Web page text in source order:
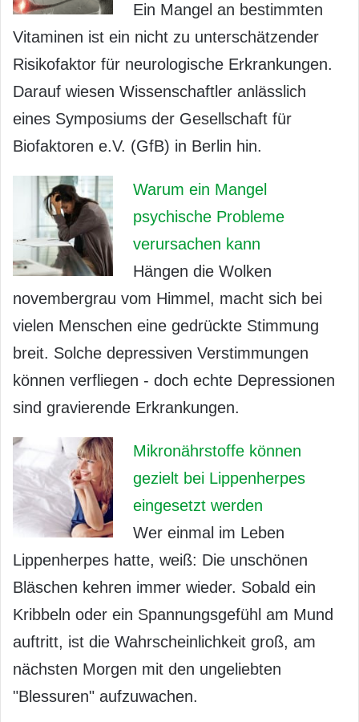
Ein Mangel an bestimmten
Vitaminen ist ein nicht zu unterschätzender
Risikofaktor für neurologische Erkrankungen.
Darauf wiesen Wissenschaftler anlässlich
eines Symposiums der Gesellschaft für
Biofaktoren e.V. (GfB) in Berlin hin.
Warum ein Mangel
psychische Probleme
verursachen kann
Hängen die Wolken
novembergrau vom Himmel, macht sich bei
vielen Menschen eine gedrückte Stimmung
breit. Solche depressiven Verstimmungen
können verfliegen - doch echte Depressionen
sind gravierende Erkrankungen.
Mikronährstoffe können
gezielt bei Lippenherpes
eingesetzt werden
Wer einmal im Leben
Lippenherpes hatte, weiß: Die unschönen
Bläschen kehren immer wieder. Sobald ein
Kribbeln oder ein Spannungsgefühl am Mund
auftritt, ist die Wahrscheinlichkeit groß, am
nächsten Morgen mit den ungeliebten
"Blessuren" aufzuwachen.